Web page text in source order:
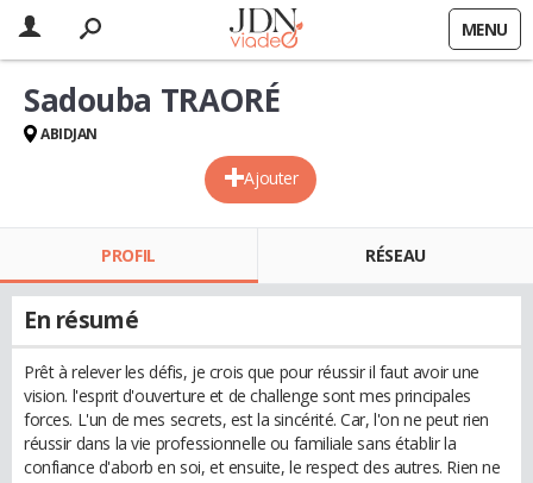
MENU
Ajouter
Sadouba TRAORÉ
ABIDJAN
PROFIL RÉSEAU
En résumé
Prêt à relever les défis, je crois que pour réussir il faut avoir une
vision. l'esprit d'ouverture et de challenge sont mes principales
forces. L'un de mes secrets, est la sincérité. Car, l'on ne peut rien
réussir dans la vie professionnelle ou familiale sans établir la
confiance d'aborb en soi, et ensuite, le respect des autres. Rien ne